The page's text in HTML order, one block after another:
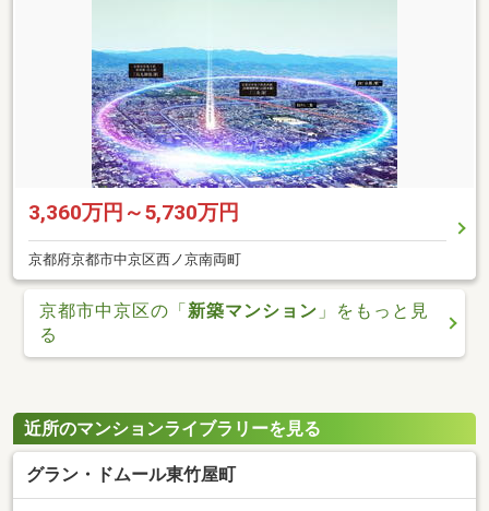
3,360万円～5,730万円
京都府京都市中京区西ノ京南両町
京都市中京区の「新築マンション 」をもっと見
る
近所のマンションライブラリーを見る
グラン・ドムール東竹屋町